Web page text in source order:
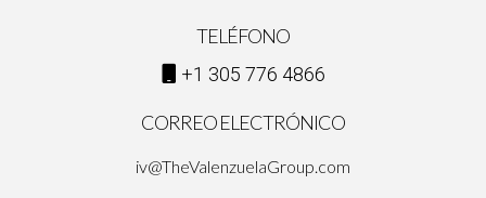
vender o comprar una propiedad, tener uno puede facilitar
mucho el proceso y asegurar que cumplas con todas tus
obligaciones legales. Recuerda siempre consultar con
profesionales como Ignacio Valenzuela para obtener
transacción sea lo más fluida posible.
TELÉFONO
+1 305 776 4866
CORREO ELECTRÓNICO
iv@TheValenzuelaGroup.com